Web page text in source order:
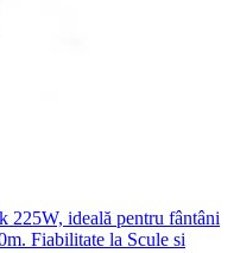
225W, ideală pentru fântâni
Fiabilitate la Scule si